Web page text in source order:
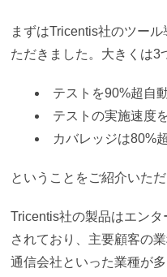
まずはTricentis社のツー
ただきました。大きくは3
テストを90%超自
テストの実施速度
カバレッジは80%超
ということをご紹介いただ
Tricentis社の製品はエン
されており、主要顧客の
通信会社といった業種が